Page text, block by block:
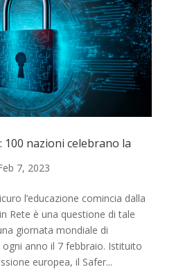
nazioni celebrano la
7, 2023
l’educazione comincia dalla
Rete è una questione di tale
giornata mondiale di
ogni anno il 7 febbraio. Istituito
europea, il Safer...